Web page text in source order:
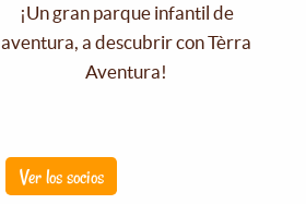
¡Un gran parque infantil de
aventura, a descubrir con Tèrra
Aventura!
Ver los socios